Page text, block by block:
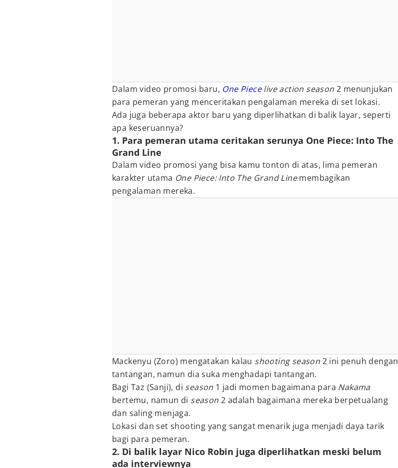
Dalam video promosi baru, One Piecelive action season2 menunjukan
para pemeran yang menceritakan pengalaman mereka di set lokasi.
Ada juga beberapa aktor baru yang diperlihatkan di balik layar, seperti
apa keseruannya?
1. Para pemeran utama ceritakan serunya One Piece: Into The
Grand Line
Dalam video promosi yang bisa kamu tonton di atas, lima pemeran
karakter utama One Piece: Into The Grand Linemembagikan
pengalaman mereka.
Mackenyu (Zoro) mengatakan kalau shooting season 2 ini penuh dengan
tantangan, namun dia suka menghadapi tantangan.
Bagi Taz (Sanji), di season 1 jadi momen bagaimana para Nakama
bertemu, namun di season2 adalah bagaimana mereka berpetualang
dan saling menjaga.
Lokasi dan set shooting yang sangat menarik juga menjadi daya tarik
bagi para pemeran.
2. Di balik layar Nico Robin juga diperlihatkan meski belum
ada interviewnya